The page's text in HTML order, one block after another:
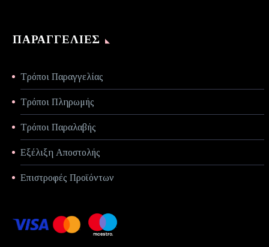
ΠΑΡΑΓΓΕΛΊΕΣ
Τρόποι Παραγγελίας
Τρόποι Πληρωμής
Τρόποι Παραλαβής
Εξέλιξη Αποστολής
Επιστροφές Προϊόντων